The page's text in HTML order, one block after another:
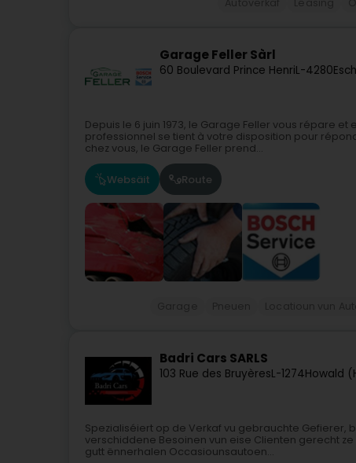
Garage Feller Sàrl
60 Boulevard Prince HenriL-4280
Depuis le 6 juin 1973, le Garage Feller vous répare
professionnel se tient à votre disposition pour
chez vous, le Garage Feller prend...
Websäit Route
Badri Cars SARLS
103 Rue des BruyèresL-1274Howald
Spezialiséiert op de Verkaf vu gebrauchte Gefierer,
verschiddene Besoinen vun eise Clienten gerecht
gutt ënnerhalen Occasiounsautoen...